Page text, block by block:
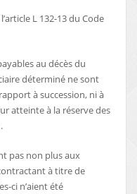
L 132-13 du Code
au décès du
déterminé ne sont
à succession, ni à
atteinte à la réserve des
pas non plus aux
à titre de
ci n’aient été